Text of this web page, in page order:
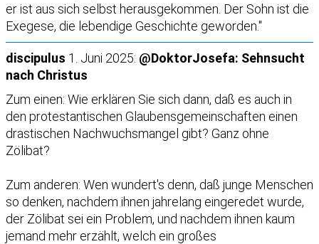
er ist aus sich selbst herausgekommen. Der Sohn ist die
Exegese, die lebendige Geschichte geworden."
discipulus 1. Juni 2025: @DoktorJosefa: Sehnsucht
nach Christus
Zum einen: Wie erklären Sie sich dann, daß es auch in
den protestantischen Glaubensgemeinschaften einen
drastischen Nachwuchsmangel gibt? Ganz ohne
Zölibat?
Zum anderen: Wen wundert's denn, daß junge Menschen
so denken, nachdem ihnen jahrelang eingeredet wurde,
der Zölibat sei ein Problem, und nachdem ihnen kaum
jemand mehr erzählt, welch ein großes